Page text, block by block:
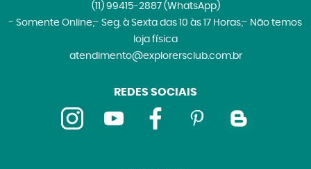
(11)99415-2887 (WhatsApp)
- Somente Online;- Seg. à Sexta das 10 às 17 Horas;- Não temos
loja física
atendimento@explorersclub.com.br
REDES SOCIAIS